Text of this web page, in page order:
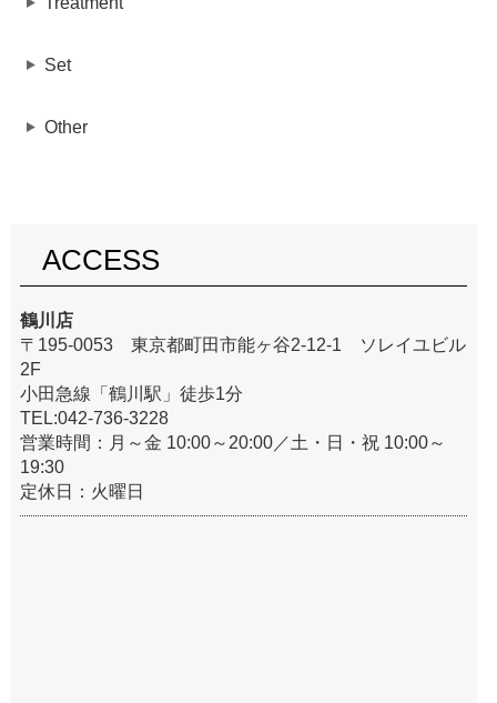
Set
Other
ACCESS
鶴川店
〒195-0053 東京都町田市能ヶ谷2-12-1 ソレイユビル
2F
小田急線「鶴川駅」徒歩1分
TEL:042-736-3228
営業時間：月～金 10:00～20:00／土・日・祝 10:00～
19:30
定休日：火曜日